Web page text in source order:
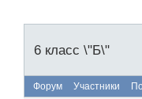
6 класс \"Б\"
Форум Участники